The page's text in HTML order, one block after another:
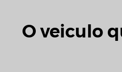
O veiculo